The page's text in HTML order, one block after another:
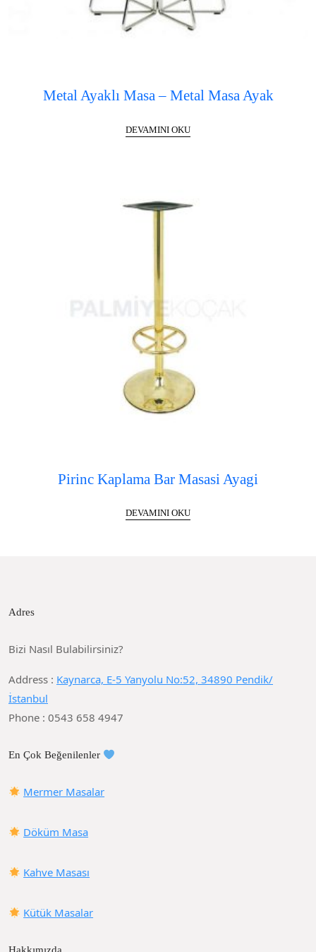
Metal Ayaklı Masa – Metal Masa Ayak
DEVAMINI OKU
Pirinc Kaplama Bar Masasi Ayagi
DEVAMINI OKU
Adres
Bizi Nasıl Bulabilirsiniz?
Address : Kaynarca, E-5 Yanyolu No:52, 34890 Pendik/
İstanbul
Phone : 0543 658 4947
En Çok Beğenilenler
Mermer Masalar
Döküm Masa
Kahve Masası
Kütük Masalar